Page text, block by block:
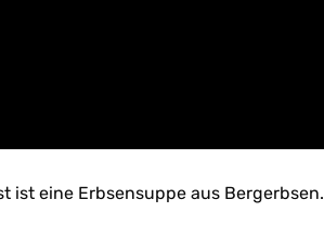
ist eine Erbsensuppe aus Bergerbsen.